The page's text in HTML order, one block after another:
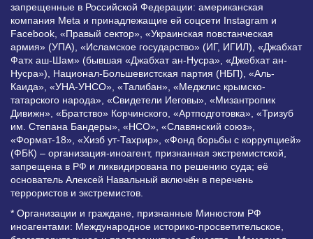
запрещенные в Российской Федерации: американская
компания Meta и принадлежащие ей соцсети Instagram и
Facebook, «Правый сектор», «Украинская повстанческая
армия» (УПА), «Исламское государство» (ИГ, ИГИЛ), «Джабхат
Фатх аш-Шам» (бывшая «Джабхат ан-Нусра», «Джебхат ан-
Нусра»), Национал-Большевистская партия (НБП), «Аль-
Каида», «УНА-УНСО», «Талибан», «Меджлис крымско-
татарского народа», «Свидетели Иеговы», «Мизантропик
Дивижн», «Братство» Корчинского, «Артподготовка», «Тризуб
им. Степана Бандеры», «НСО», «Славянский союз»,
«Формат-18», «Хизб ут-Тахрир», «Фонд борьбы с коррупцией»
(ФБК) – организация-иноагент, признанная экстремистской,
запрещена в РФ и ликвидирована по решению суда; её
основатель Алексей Навальный включён в перечень
террористов и экстремистов.
* Организации и граждане, признанные Минюстом РФ
иноагентами: Международное историко-просветительское,